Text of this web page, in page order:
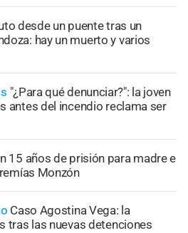
desde un puente tras un
hay un muerto y varios
"¿Para qué denunciar?": la joven
antes del incendio reclama ser
15 años de prisión para madre e
Monzón
Caso Agostina Vega: la
tras las nuevas detenciones